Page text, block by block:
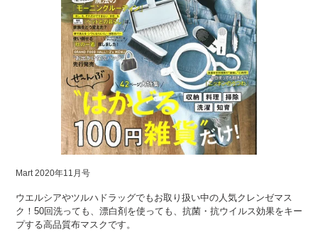
Mart 2020年11月号
ウエルシアやツルハドラッグでもお取り扱い中の人気クレンゼマス
ク！50回洗っても、漂白剤を使っても、抗菌・抗ウイルス効果をキー
プする高品質布マスクです。